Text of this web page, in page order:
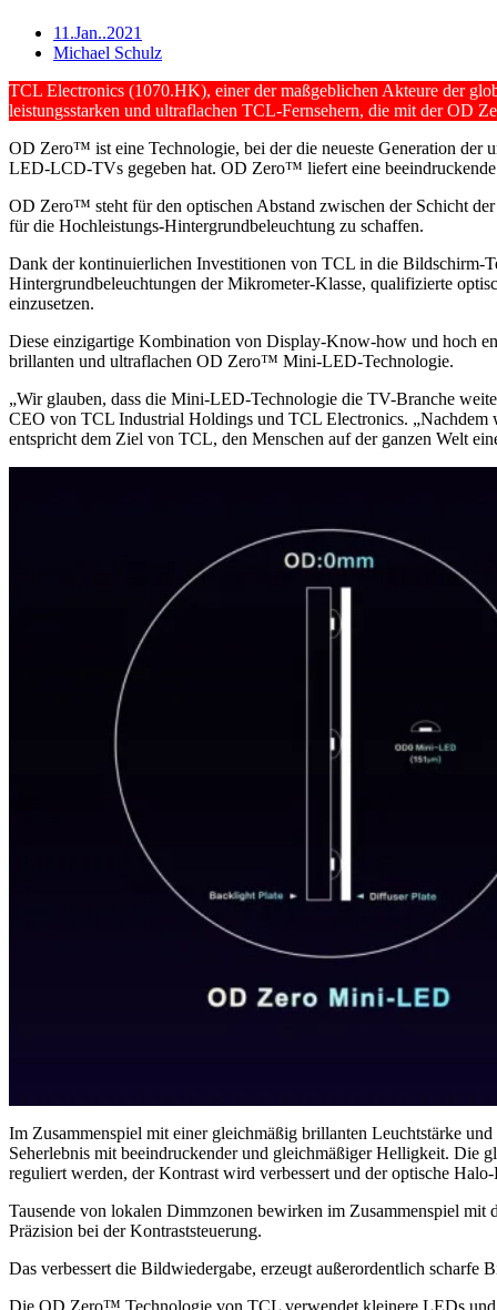
11.Jan..2021
Michael Schulz
TCL Electronics (1070.HK), einer der maßgeblichen Akteure der
leistungsstarken und ultraflachen TCL-Fernsehern, die mit der OD
OD Zero™ ist eine Technologie, bei der die neueste Generation
LED-LCD-TVs gegeben hat. OD Zero™ liefert eine
OD Zero™ steht für den optischen Abstand zwischen der Schicht
für die Hochleistungs-Hintergrundbeleuchtung zu schaffen.
Dank der kontinuierlichen Investitionen von TCL in die
Hintergrundbeleuchtungen der Mikrometer-Klasse, qualifizierte
einzusetzen.
Diese einzigartige Kombination von Display-Know-how und hoch
brillanten und ultraflachen OD Zero™ Mini-LED-Technologie.
„Wir glauben, dass die Mini-LED-Technologie die TV-Branche
CEO von TCL Industrial Holdings und TCL Electronics.
entspricht dem Ziel von TCL, den Menschen auf der ganzen Welt
Im Zusammenspiel mit einer gleichmäßig brillanten Leuchtstärke
Seherlebnis mit beeindruckender und gleichmäßiger Helligkeit. Die
reguliert werden, der Kontrast wird verbessert und der optische
Tausende von lokalen Dimmzonen bewirken im Zusammenspiel
Präzision bei der Kontraststeuerung.
Das verbessert die Bildwiedergabe, erzeugt außerordentlich
Die OD Zero™ Technologie von TCL verwendet kleinere LEDs und